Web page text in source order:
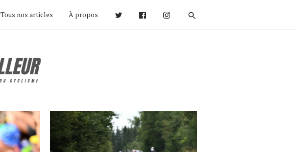
Tous nos articles À propos